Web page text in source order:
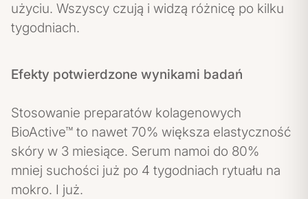
użyciu. Wszyscy czują i widzą różnicę po kilku
tygodniach.
Efekty potwierdzone wynikami badań
Stosowanie preparatów kolagenowych
BioActive™ to nawet 70% większa elastyczność
skóry w 3 miesiące. Serum namoi do 80%
mniej suchości już po 4 tygodniach rytuału na
mokro. I już.